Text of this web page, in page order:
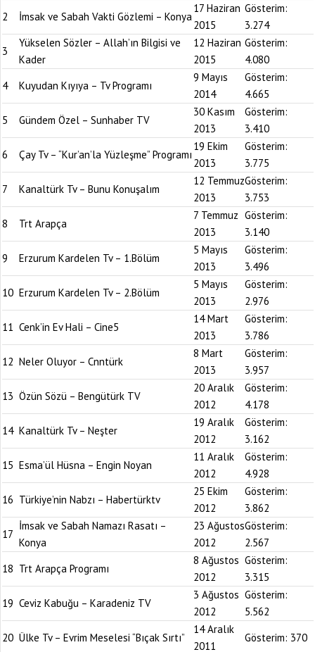
2
İmsak ve Sabah Vakti Gözlemi – Konya
17 Haziran
2015
Gösterim:
3.274
3
Yükselen Sözler – Allah’ın Bilgisi ve
Kader
12 Haziran
2015
Gösterim:
4.080
4
Kuyudan Kıyıya – Tv Programı
9 Mayıs
2014
Gösterim:
4.665
5
Gündem Özel – Sunhaber TV
30 Kasım
2013
Gösterim:
3.410
6
Çay Tv – “Kur’an’la Yüzleşme” Programı
19 Ekim
2013
Gösterim:
3.775
7
Kanaltürk Tv – Bunu Konuşalım
12 Temmuz
2013
Gösterim:
3.753
8
Trt Arapça
7 Temmuz
2013
Gösterim:
3.140
9
Erzurum Kardelen Tv – 1.Bölüm
5 Mayıs
2013
Gösterim:
3.496
10 Erzurum Kardelen Tv – 2.Bölüm
5 Mayıs
2013
Gösterim:
2.976
11 Cenk’in Ev Hali – Cine5
14 Mart
2013
Gösterim:
3.786
12 Neler Oluyor – Cnntürk
8 Mart
2013
Gösterim:
3.957
13 Özün Sözü – Bengütürk TV
20 Aralık
2012
Gösterim:
4.178
14 Kanaltürk Tv – Neşter
19 Aralık
2012
Gösterim:
3.162
15 Esma’ül Hüsna – Engin Noyan
11 Aralık
2012
Gösterim:
4.928
16 Türkiye’nin Nabzı – Habertürktv
25 Ekim
2012
Gösterim:
3.862
17
İmsak ve Sabah Namazı Rasatı –
Konya
23 Ağustos
2012
Gösterim:
2.567
18 Trt Arapça Programı
8 Ağustos
2012
Gösterim:
3.315
19 Ceviz Kabuğu – Karadeniz TV
3 Ağustos
2012
Gösterim:
5.562
20 Ülke Tv – Evrim Meselesi “Bıçak Sırtı”
14 Aralık
2011
Gösterim: 370